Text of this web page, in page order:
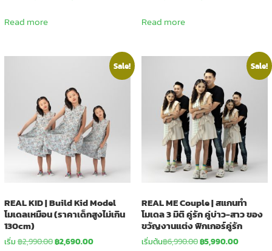
Read more Read more
Sale!
REAL KID | Build Kid Model
โมเดลเหมือน (ราคาเด็กสูงไม่เกิน
130cm)
เริ่ม฿2,990.00Original
฿2,690.00Current
Sale!
REAL ME Couple | สแกนทำ
โมเดล 3 มิติ คู่รัก คู่บ่าว-สาว ของ
ขวัญงานแต่ง ฟิกเกอร์คู่รัก
เริ่มต้น฿6,990.00Original
฿5,990.00Current